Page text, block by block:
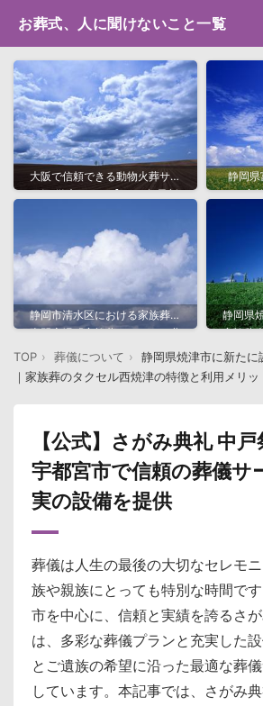
お葬式、人に聞けないこと一覧
大阪で信頼できる動物火葬サー
ビス徹底ガイド【2025年最新
静岡県
ン！家
静岡市清水区における家族葬の
専門斎場「家族葬のタクセル北
矢部町」と特徴・料金・アクセ
ス情報
静岡県
家族葬
セル西
TOP 葬儀について
静岡県焼津市に新た
｜家族葬のタクセル西焼津の特徴と利用メリッ
【公式】さがみ典礼 中
宇都宮市で信頼の葬儀サ
実の設備を提供
葬儀は人生の最後の大切なセレモ
族や親族にとっても特別な時間で
市を中心に、信頼と実績を誇るさ
は、多彩な葬儀プランと充実した
とご遺族の希望に沿った最適な葬
しています。本記事では、さがみ